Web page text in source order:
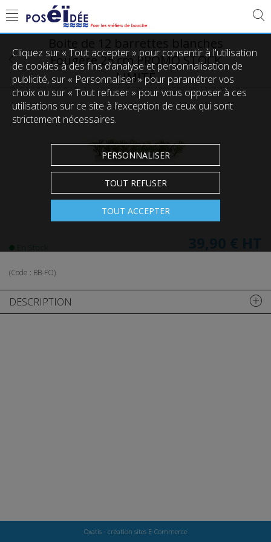
Fougère 25 cm PROMO STOCK
LIMITÉ
(Code : BB-FO)
DESCRIPTION
Cliquez sur « Tout accepter » pour consentir à l'utilisation
de cookies à des fins d’analyse et personnalisation de
publicité, sur « Personnaliser » pour paramétrer vos
choix ou sur « Tout refuser » pour vous opposer à ces
utilisations sur ce site à l’exception de ceux qui sont
strictement nécessaires.
PERSONNALISER
TOUT REFUSER
TOUT ACCEPTER
Oxatis - création sites E-Commerce